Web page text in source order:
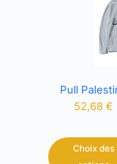
Pull
52,68€
Choix des